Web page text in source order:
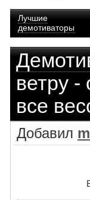
Лучшие
демотиваторы
ветру -
все
Добавил